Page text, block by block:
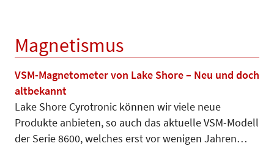
Magnetismus
VSM-Magnetometer von Lake Shore – Neu und doch
altbekannt
Lake Shore Cyrotronic können wir viele neue
Produkte anbieten, so auch das aktuelle VSM-Modell
der Serie 8600, welches erst vor wenigen Jahren…